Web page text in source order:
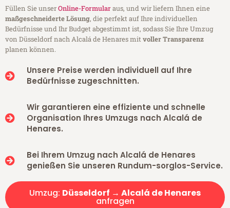
Füllen Sie unserOnline-Formularaus, und wir liefern Ihnen eine
maßgeschneiderte Lösung, die perfekt auf Ihre individuellen
Bedürfnisse und Ihr Budget abgestimmt ist, sodass Sie Ihre Umzug
von Düsseldorf nach Alcalá de Henares mitvoller Transparenz
planen können.
Unsere Preise werden individuell auf Ihre
Bedürfnisse zugeschnitten.
Wir garantieren eine effiziente und schnelle
Organisation Ihres Umzugs nach Alcalá de
Henares.
Bei Ihrem Umzug nach Alcalá de Henares
genießen Sie unseren Rundum-sorglos-Service.
Umzug: Düsseldorf → Alcalá de Henares
anfragen